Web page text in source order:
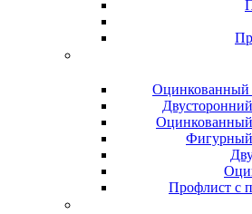
Оцинкованный
Оцинкованный
Фигурный
Профлист с